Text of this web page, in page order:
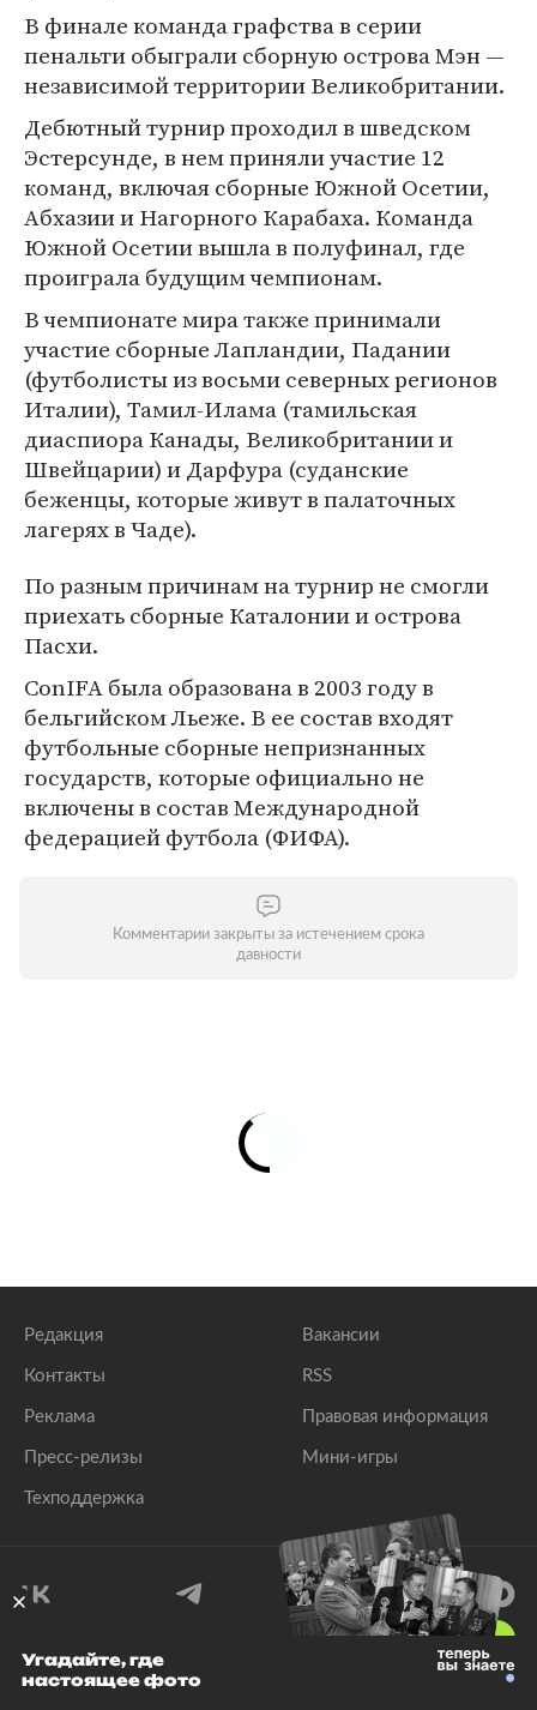
В финале команда графства в серии
пенальти обыграли сборную острова Мэн —
независимой территории Великобритании.
Дебютный турнир проходил в шведском
Эстерсунде, в нем приняли участие 12
команд, включая сборные Южной Осетии,
Абхазии и Нагорного Карабаха. Команда
Южной Осетии вышла в полуфинал, где
проиграла будущим чемпионам.
В чемпионате мира также принимали
участие сборные Лапландии, Падании
(футболисты из восьми северных регионов
Италии), Тамил-Илама (тамильская
диаспиора Канады, Великобритании и
Швейцарии) и Дарфура (суданские
беженцы, которые живут в палаточных
лагерях в Чаде).
По разным причинам на турнир не смогли
приехать сборные Каталонии и острова
Пасхи.
ConIFA была образована в 2003 году в
бельгийском Льеже. В ее состав входят
футбольные сборные непризнанных
государств, которые официально не
включены в состав Международной
федерацией футбола (ФИФА).
Комментарии закрыты за истечением срока
давности
Редакция
Контакты
Реклама
Пресс-релизы
Техподдержка
Вакансии
RSS
Правовая информация
Мини-игры
© 1999–2026 Все права защищены.
Угадайте, где
настоящее фото